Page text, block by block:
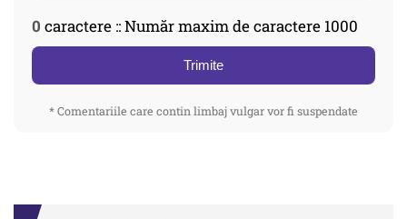
0 caractere :: Număr maxim de caractere 1000
Trimite
* Comentariile care contin limbaj vulgar vor fi suspendate